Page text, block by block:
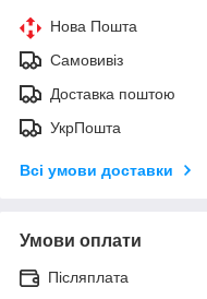
Нова Пошта
Самовивіз
Доставка поштою
УкрПошта
Всі умови доставки
Умови оплати
Післяплата